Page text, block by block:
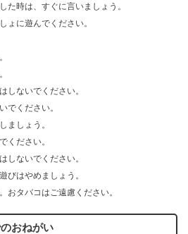
た時は、すぐに言いましょう。
ょに遊んでください。
しないでください。
でください。
ましょう。
ください。
しないでください。
びはやめましょう。
おタバコはご遠慮ください。
おねがい